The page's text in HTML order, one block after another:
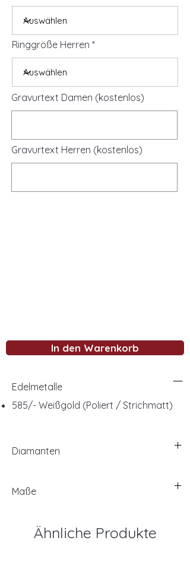
Ringgröße Herren
Gravurtext Damen (kostenlos)
Gravurtext Herren (kostenlos)
In den Warenkorb
Edelmetalle
585/- Weißgold (Poliert / Strichmatt)
Diamanten
Maße
Ähnliche Produkte